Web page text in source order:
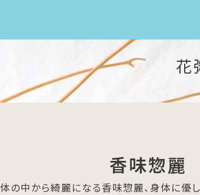
花
香味惣麗
体の中から綺麗になる香味惣麗、身体に優